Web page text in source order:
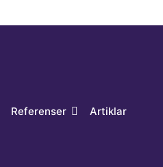
Referenser Artiklar